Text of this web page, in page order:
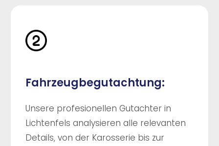
Fahrzeugbegutachtung:
Unsere profesionellen Gutachter in
Lichtenfels analysieren alle relevanten
Details, von der Karosserie bis zur